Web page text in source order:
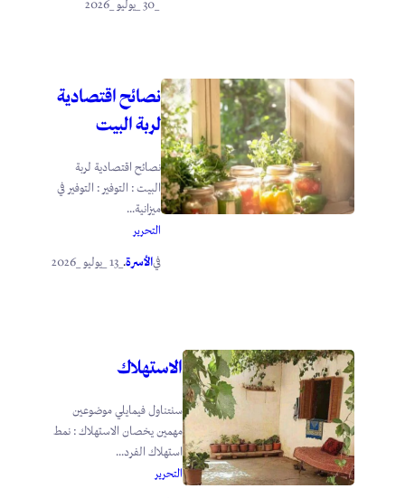
نصائح اقتصادية
لربة البيت
نصائح اقتصادية لربة
البيت : التوفير : التوفير في
ميزانية...
التحرير
فيالأسرة. _13 _يوليو _2026
الاستهلاك
سنتناول فيمايلي موضوعين
مهمين يخصان الاستهلاك : نمط
استهلاك الفرد...
التحرير